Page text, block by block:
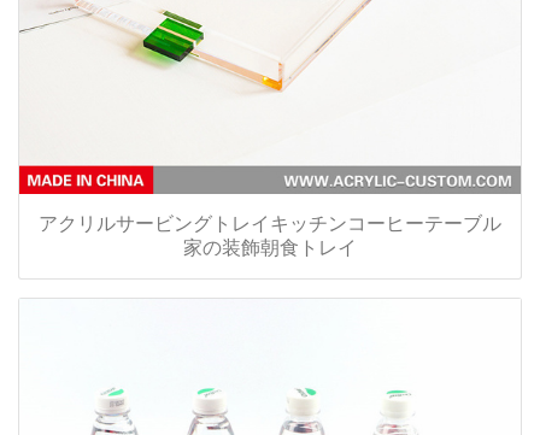
アクリルサービングトレイキッチンコーヒーテーブル
家の装飾朝食トレイ